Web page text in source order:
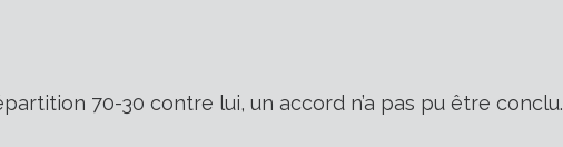
70-30 contre lui, un accord n’a pas pu être conclu.